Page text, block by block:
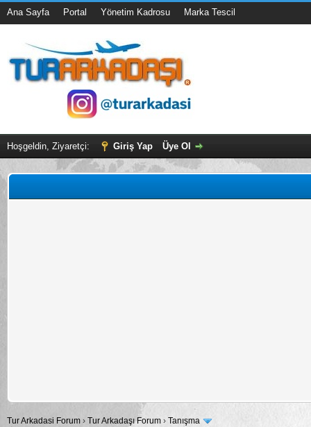
Ana Sayfa Portal Yönetim Kadrosu Marka Tescil
Hoşgeldin, Ziyaretçi: Giriş Yap Üye Ol
Tur Arkadasi Forum › Tur Arkadaşı Forum › Tanışma